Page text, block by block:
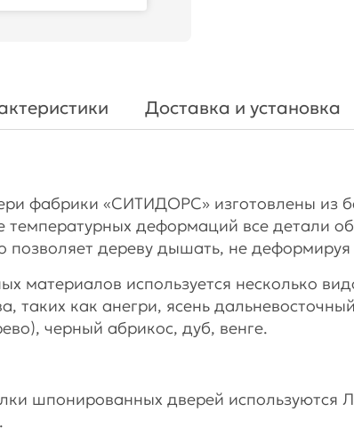
Доставка и установка
фабрики «СИТИДОРС» изготовлены из
температурных деформаций все детали
дереву дышать, не деформируя
материалов используется несколько
таких как анегри, ясень
черный абрикос, дуб, венге.
шпонированных дверей используются